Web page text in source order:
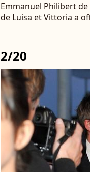
Emmanuel Philibert
de Luisa et Vittoria a
2/20